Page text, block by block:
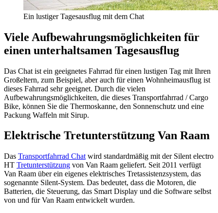
Ein lustiger Tagesausflug mit dem Chat
Viele Aufbewahrungsmöglichkeiten für
einen unterhaltsamen Tagesausflug
Das Chat ist ein geeignetes Fahrrad für einen lustigen Tag mit Ihren
Großeltern, zum Beispiel, aber auch für einen Wohnheimausflug ist
dieses Fahrrad sehr geeignet. Durch die vielen
Aufbewahrungsmöglichkeiten, die dieses Transportfahrrad / Cargo
Bike, können Sie die Thermoskanne, den Sonnenschutz und eine
Packung Waffeln mit Sirup.
Elektrische Tretunterstützung Van Raam
Das Transportfahrrad Chat wird standardmäßig mit der Silent electro
HT Tretunterstützung von Van Raam geliefert. Seit 2011 verfügt
Van Raam über ein eigenes elektrisches Tretassistenzsystem, das
sogenannte Silent-System. Das bedeutet, dass die Motoren, die
Batterien, die Steuerung, das Smart Display und die Software selbst
von und für Van Raam entwickelt wurden.